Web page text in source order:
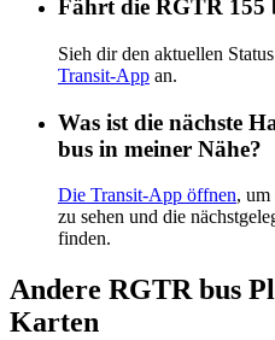
Fährt die RGTR 155
Sieh dir den aktuellen
Transit-App an.
Was ist die nächste
bus in meiner Nähe?
Die Transit-App öffnen, um
zu sehen und die
finden.
Andere RGTR bus
Karten